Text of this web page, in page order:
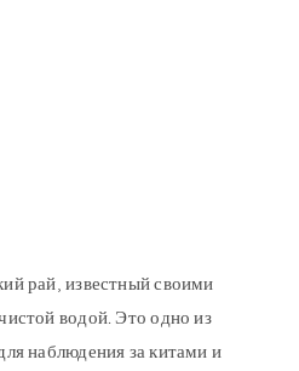
рай, известный своими
водой. Это одно из
наблюдения за китами и